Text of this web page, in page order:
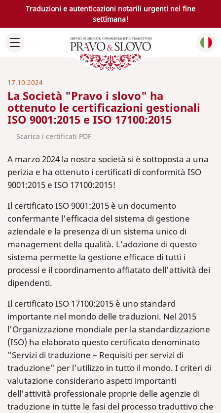
Traduzioni e autenticazioni notarili urgenti nel fine
settimana!
17.10.2024
La Società "Pravo i slovo" ha
ottenuto le certificazioni gestionali
ISO 9001:2015 e ISO 17100:2015
Scarica i certificati PDF
A marzo 2024 la nostra società si è sottoposta a una
perizia e ha ottenuto i certificati di conformità ISO
9001:2015 e ISO 17100:2015!
Il certificato ISO 9001:2015 è un documento
confermante l'efficacia del sistema di gestione
aziendale e la presenza di un sistema unico di
management della qualità. L’adozione di questo
sistema permette la gestione efficace di tutti i
processi e il coordinamento affiatato dell'attività dei
dipendenti.
Il certificato ISO 17100:2015 è uno standard
importante nel mondo delle traduzioni. Nel 2015
l'Organizzazione mondiale per la standardizzazione
(ISO) ha elaborato questo certificato denominato
"Servizi di traduzione – Requisiti per servizi di
traduzione" per l'utilizzo in tutto il mondo. I criteri di
valutazione considerano aspetti importanti
dell'attività professionale proprie delle agenzie di
traduzione in tutte le fasi del processo traduttivo che